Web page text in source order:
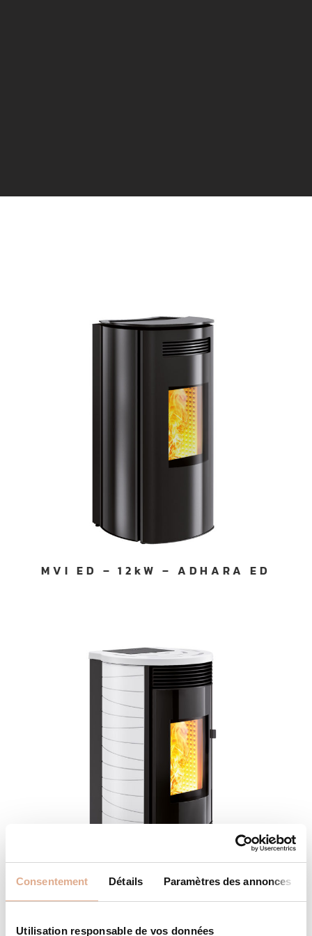
Consentement Détails Paramètres des annonces
Utilisation responsable de vos données
MVI ED – 12kW – ADHARA ED
MVI ED – 12kW – DRUM ED